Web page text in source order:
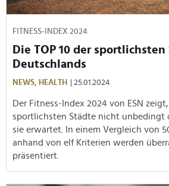
FITNESS-INDEX 2024
Die TOP 10 der sportlichsten
Deutschlands
NEWS, HEALTH | 25.01.2024
Der Fitness-Index 2024 von ESN
sportlichsten Städte nicht unbedingt
sie erwartet. In einem Vergleich von
anhand von elf Kriterien werden
präsentiert.